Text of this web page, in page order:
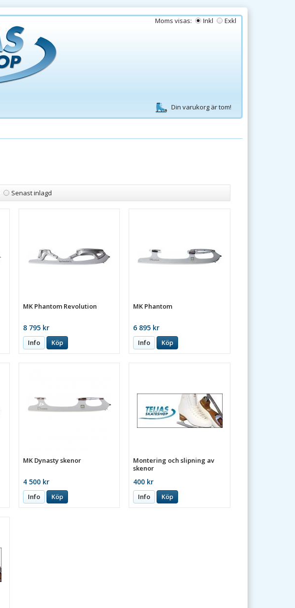
Moms visas: Inkl Exkl
Din varukorg är tom!
Senast inlagd
MK Phantom Revolution
8 795 kr
Info Köp
MK Phantom
6 895 kr
Info Köp
MK Dynasty skenor
4 500 kr
Info Köp
Montering och slipning av
skenor
400 kr
Info Köp